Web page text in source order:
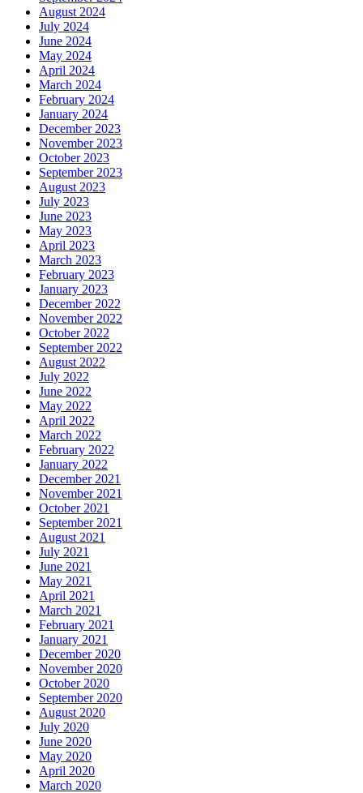
August 2024
July 2024
June 2024
May 2024
April 2024
March 2024
February 2024
January 2024
December 2023
November 2023
October 2023
September 2023
August 2023
July 2023
June 2023
May 2023
April 2023
March 2023
February 2023
January 2023
December 2022
November 2022
October 2022
September 2022
August 2022
July 2022
June 2022
May 2022
April 2022
March 2022
February 2022
January 2022
December 2021
November 2021
October 2021
September 2021
August 2021
July 2021
June 2021
May 2021
April 2021
March 2021
February 2021
January 2021
December 2020
November 2020
October 2020
September 2020
August 2020
July 2020
June 2020
May 2020
April 2020
March 2020